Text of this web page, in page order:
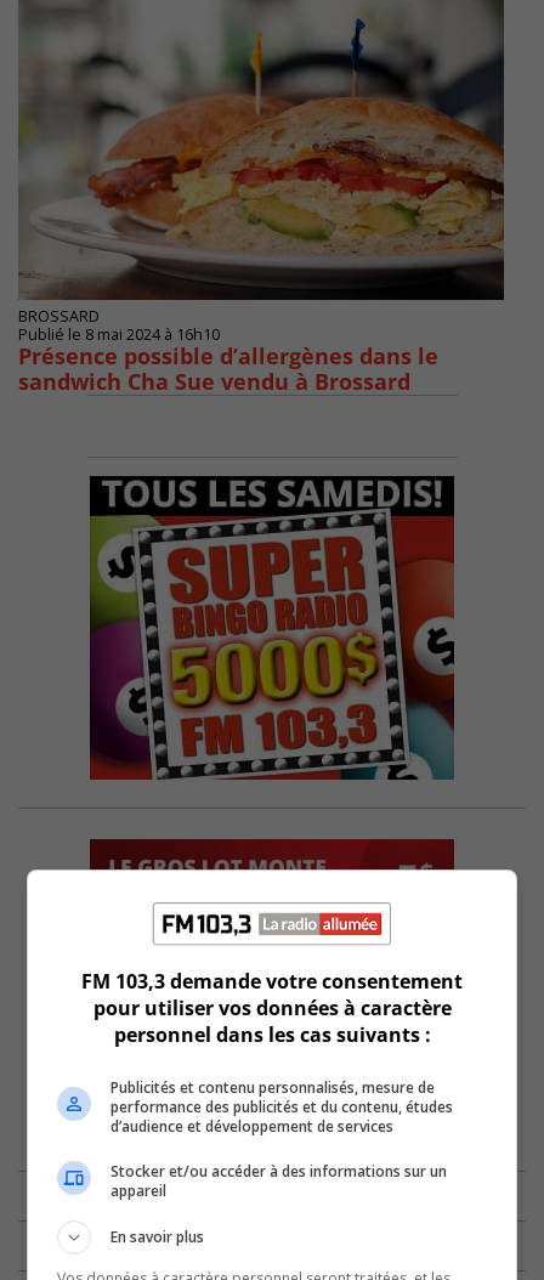
BROSSARD
Publié le 8 mai 2024 à 16h10
Présence possible d’allergènes dans le
sandwich Cha Sue vendu à Brossard
FM 103,3 demande votre consentement
pour utiliser vos données à caractère
personnel dans les cas suivants :
Publicités et contenu personnalisés, mesure de
performance des publicités et du contenu, études
d’audience et développement de services
Stocker et/ou accéder à des informations sur un
appareil
En savoir plus